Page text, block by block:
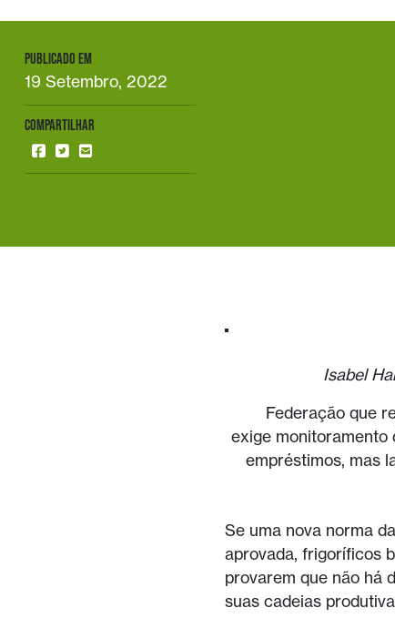
PUBLICADO EM
19 Setembro, 2022
COMPARTILHAR
Isabel
Federação que
exige
empréstimos, mas
Se uma nova norma
aprovada, frigoríficos
provarem que não há
suas cadeias